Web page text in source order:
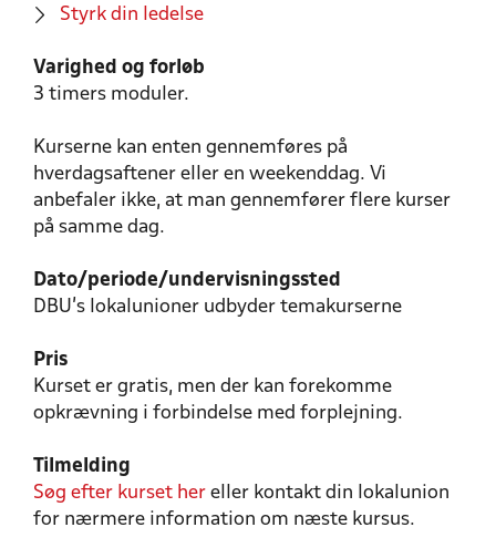
Styrk din ledelse
Varighed og forløb
3 timers moduler.
Kurserne kan enten gennemføres på
hverdagsaftener eller en weekenddag. Vi
anbefaler ikke, at man gennemfører flere kurser
på samme dag.
Dato/periode/undervisningssted
DBU's lokalunioner udbyder temakurserne
Pris
Kurset er gratis, men der kan forekomme
opkrævning i forbindelse med forplejning.
Tilmelding
Søg efter kurset her eller kontakt din lokalunion
for nærmere information om næste kursus.